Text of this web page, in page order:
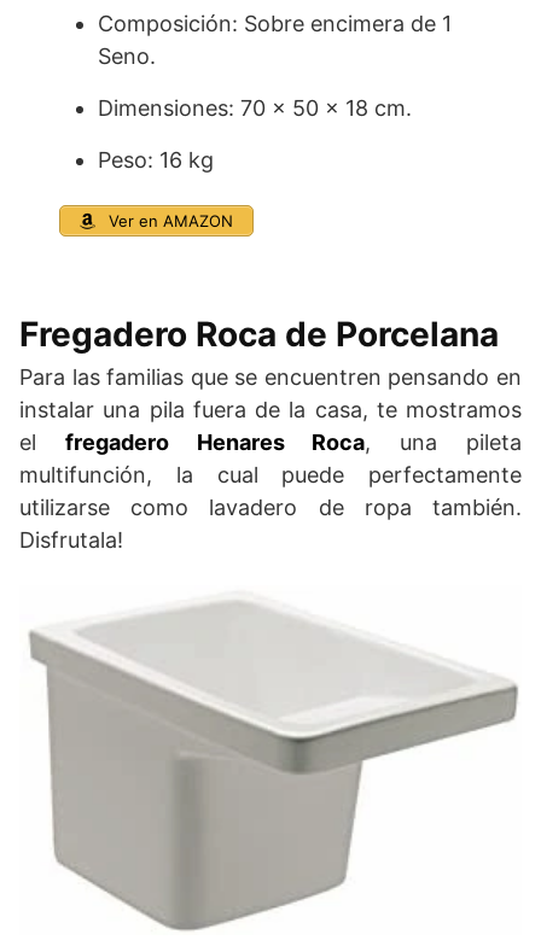
Composición: Sobre encimera de 1
Seno.
Dimensiones: 70 x 50 x 18 cm.
Peso: 16 kg
Ver en AMAZON
Fregadero Roca de Porcelana
Para las familias que se encuentren pensando en
instalar una pila fuera de la casa, te mostramos
el fregadero Henares Roca, una pileta
multifunción, la cual puede perfectamente
utilizarse como lavadero de ropa también.
Disfrutala!